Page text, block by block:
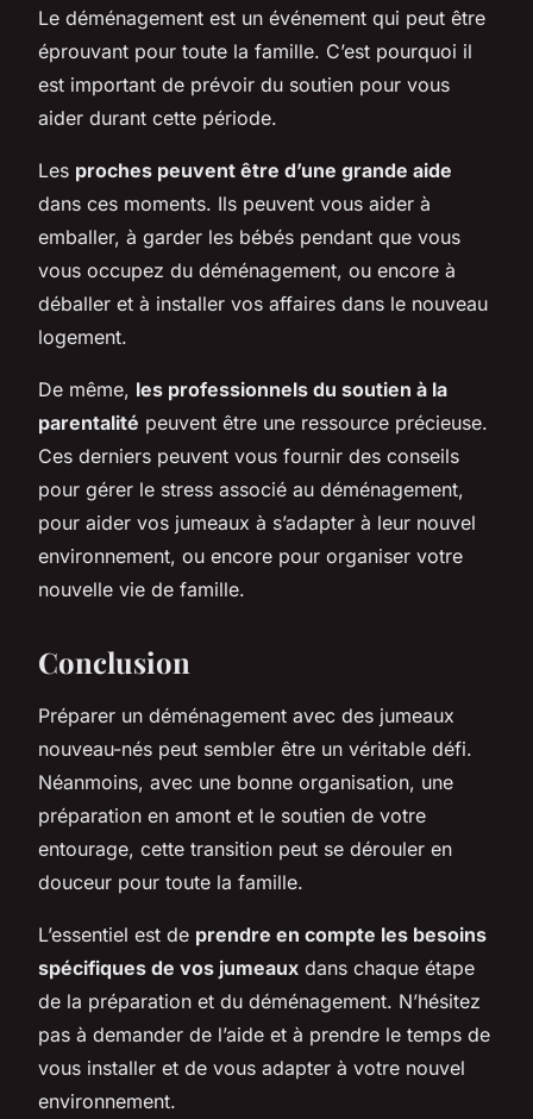
Le déménagement est un événement qui peut être
éprouvant pour toute la famille. C’est pourquoi il
est important de prévoir du soutien pour vous
aider durant cette période.
Les proches peuvent être d’une grande aide
dans ces moments. Ils peuvent vous aider à
emballer, à garder les bébés pendant que vous
vous occupez du déménagement, ou encore à
déballer et à installer vos affaires dans le nouveau
logement.
De même, les professionnels du soutien à la
parentalité peuvent être une ressource précieuse.
Ces derniers peuvent vous fournir des conseils
pour gérer le stress associé au déménagement,
pour aider vos jumeaux à s’adapter à leur nouvel
environnement, ou encore pour organiser votre
nouvelle vie de famille.
Conclusion
Préparer un déménagement avec des jumeaux
nouveau-nés peut sembler être un véritable défi.
Néanmoins, avec une bonne organisation, une
préparation en amont et le soutien de votre
entourage, cette transition peut se dérouler en
douceur pour toute la famille.
L’essentiel est de prendre en compte les besoins
spécifiques de vos jumeaux dans chaque étape
de la préparation et du déménagement. N’hésitez
pas à demander de l’aide et à prendre le temps de
vous installer et de vous adapter à votre nouvel
environnement.